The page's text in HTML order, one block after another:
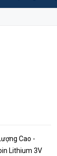
Cao -
Lithium 3V